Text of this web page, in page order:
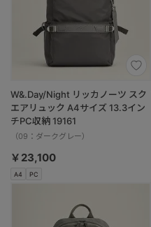
A4 PC
W&.Day/Night リッカノーツ スク
エアリュック A4サイズ 13.3イン
チPC収納 19161
（09：ダークグレー）
￥23,100